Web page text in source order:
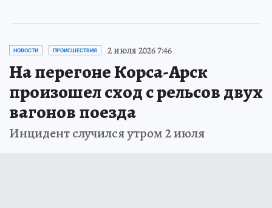
НОВОСТИ ПРОИСШЕСТВИЯ 2 июля 2026 7:46
На перегоне Корса-Арск
произошел сход с рельсов двух
вагонов поезда
Инцидент случился утром 2 июля